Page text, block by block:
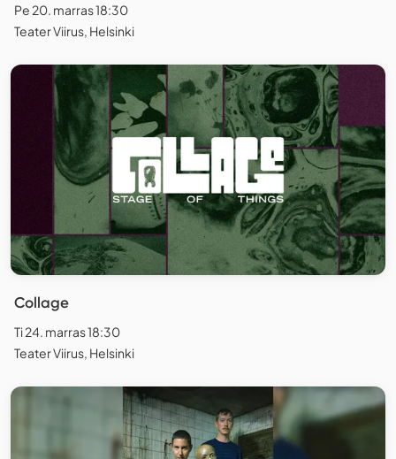
Pe 20. marras 18:30
Teater Viirus, Helsinki
Collage
Ti 24. marras 18:30
Teater Viirus, Helsinki